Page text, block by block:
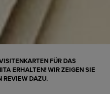
FÜR DAS
ERHALTEN! WIR ZEIGEN SIE
REVIEW DAZU.